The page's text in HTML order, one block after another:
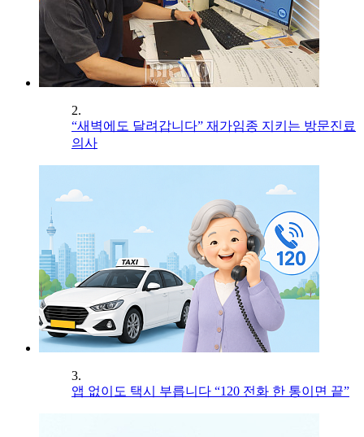
2.
“새벽에도 달려갑니다” 재가임종 지키는 방문진료
의사
3.
앱 없이도 택시 부릅니다 “120 전화 한 통이면 끝”